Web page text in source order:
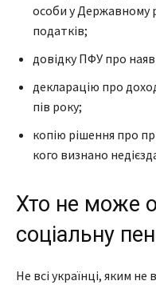
особи у Державному
податків;
довідку ПФУ про
декларацію про
пів року;
копію рішення про
кого визнано
Хто не може
соціальну
Не всі українці, яким